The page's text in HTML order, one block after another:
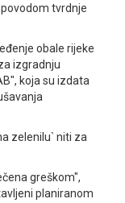
tvrdnje
obale rijeke
izgradnju
koja su izdata
zelenilu` niti za
greškom",
planiranom